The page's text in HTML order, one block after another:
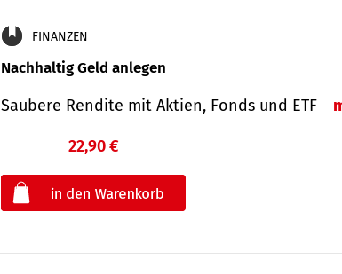
FINANZEN
Nachhaltig Geld anlegen
Saubere Rendite mit Aktien, Fonds und ETF
22,90 €